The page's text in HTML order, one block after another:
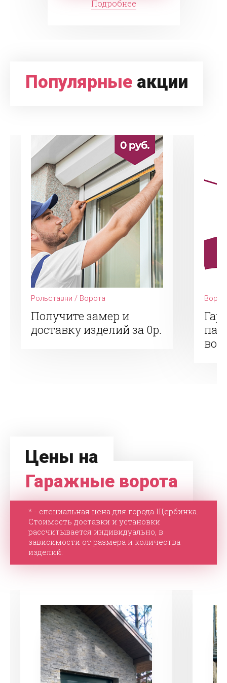
Подробнее
Популярные акции
Рольставни / Ворота
Получите замер и
доставку изделий за 0р.
Цены на
Гаражные ворота
* - специальная цена для города Щербинка.
Стоимость доставки и установки
рассчитывается индивидуально, в
зависимости от размера и количества
изделий.